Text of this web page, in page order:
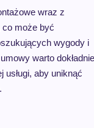
wraz z
co może być
wygody i
warto dokładnie
usługi, aby uniknąć